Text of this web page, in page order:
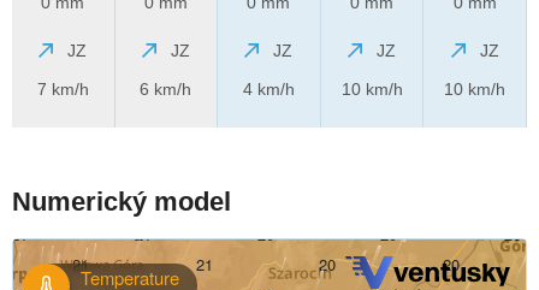
JZ
7 km/h
JZ
6 km/h
JZ
4 km/h
JZ
10 km/h
JZ
10 km/h
Numerický model